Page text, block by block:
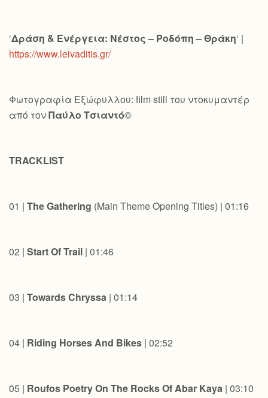
‘Δράση & Ενέργεια: Νέστος – Ροδόπη – Θράκη‘ |
https://www.leivaditis.gr/
Φωτογραφία Εξώφυλλου: film still του ντοκυμαντέρ
από τονΠαύλο Τσιαντό©
TRACKLIST
01 | The Gathering (Main Theme Opening Titles) | 01:16
02 | Start Of Trail | 01:46
03 | Towards Chryssa | 01:14
04 | Riding Horses And Bikes | 02:52
05 | Roufos Poetry On The Rocks Of Abar Kaya | 03:10